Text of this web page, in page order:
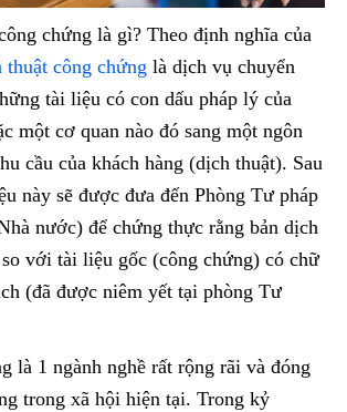
chứng là gì? Theo định nghĩa của
thuật công chứng là dịch vụ chuyển
tài liệu có con dấu pháp lý của
một cơ quan nào đó sang một ngôn
cầu của khách hàng (dịch thuật). Sau
này sẽ được đưa đến Phòng Tư pháp
nước) để chứng thực rằng bản dịch
với tài liệu gốc (công chứng) có chữ
(đã được niêm yết tại phòng Tư
là 1 ngành nghề rất rộng rãi và đóng
trong xã hội hiện tại. Trong kỷ